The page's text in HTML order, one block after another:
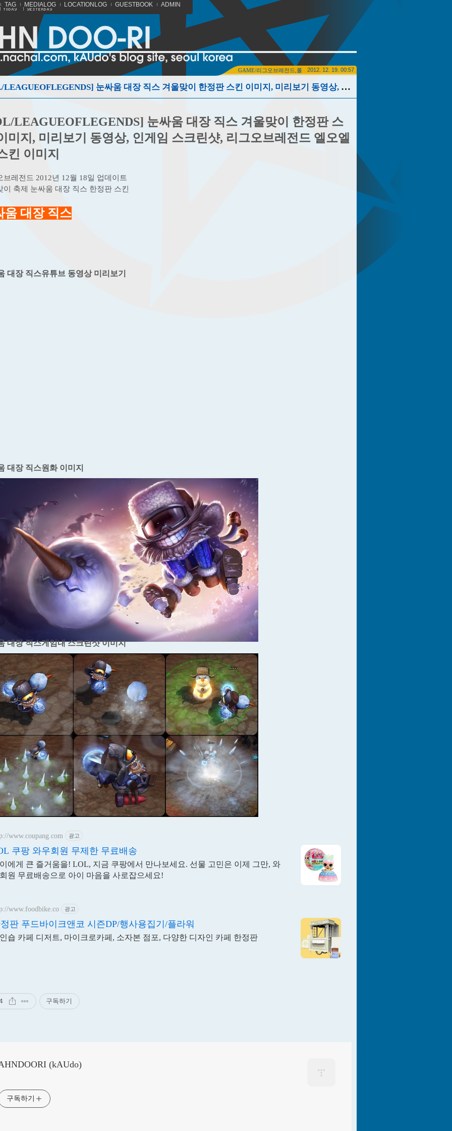
TAG MEDIALOG LOCATIONLOG GUESTBOOK ADMIN
2012. 12. 19. 00:57
GAME/리그오브레전드,롤
[LOL/LEAGUEOFLEGENDS] 눈싸움 대장 직스 겨울맞이 한정판 스킨 이미지, 미리보기 동영상, 인게임 스크린샷, 리그오브레전드 엘오엘 롤 스킨 이미지
LEAGUEOFLEGENDS] 눈싸움 대장 직스 겨울맞이 한정판 스
미지, 미리보기 동영상, 인게임 스크린샷, 리그오브레전드 엘오엘
킨 이미지
브레전드 2012년 12월 18일 업데이트
이 축제 눈싸움 대장 직스 한정판 스킨
움 대장 직스
대장 직스유튜브 동영상 미리보기
대장 직스원화 이미지
대장 직스게임내 스크린샷 이미지
www.coupang.com 광고
쿠팡 와우회원 무제한 무료배송
에게 큰 즐거움을! LOL, 지금 쿠팡에서 만나보세요. 선물 고민은 이제 그만, 와
원 무료배송으로 아이 마음을 사로잡으세요!
www.foodbike.co 광고
판 푸드바이크앤코 시즌DP/행사용집기/플라워
숍 카페 디저트, 마이크로카페, 소자본 점포, 다양한 디자인 카페 한정판
구독하기
(kAUdo)
구독하기